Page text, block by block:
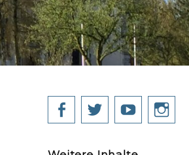
Facebook
TwitterYouTube